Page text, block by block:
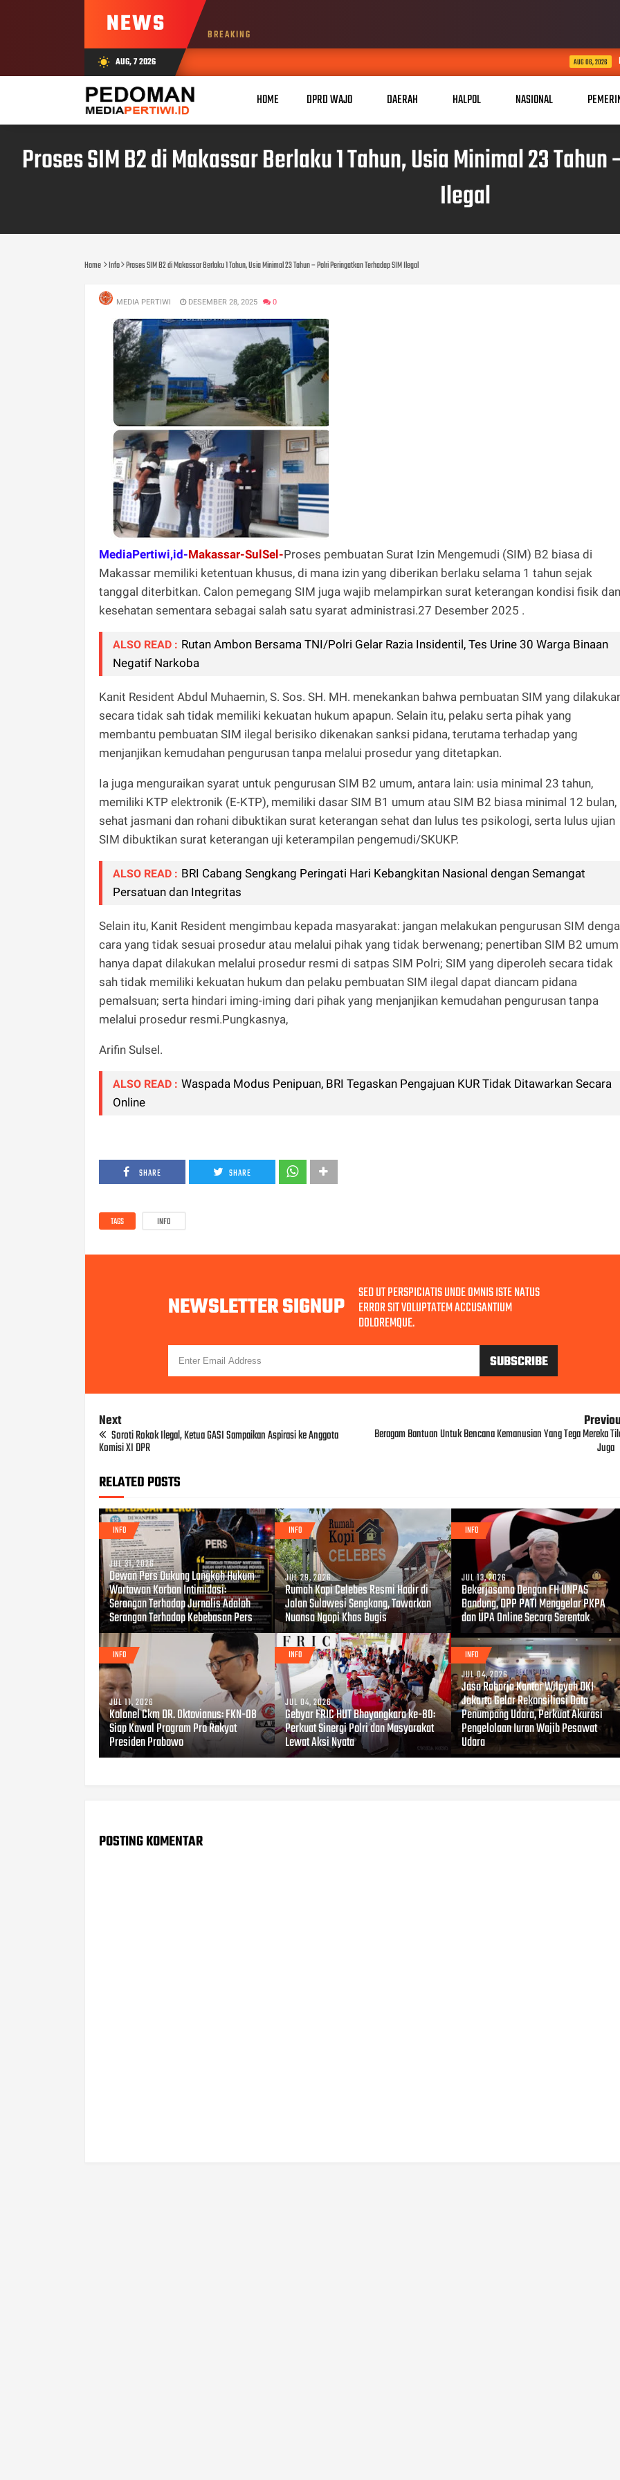
NEWS BREAKING
wb_sunny AUG, 7 2026 Perkuat Sinergi,
HOME DPRD WAJO DAERAH HALPOL NASIONAL
Proses SIM B2 di Makassar Berlaku 1 Tahun, Usia Minimal 23
Ilegal
Home Info Proses SIM B2 di Makassar Berlaku 1 Tahun, Usia Minimal 23 Tahun – Polri Peringatkan Terhadap SIM Ilegal
MEDIA PERTIWI DESEMBER 28, 2025 0
MediaPertiwi,id-Makassar-SulSel-Proses pembuatan Surat Izin Mengemudi (SIM) B2 biasa di
Makassar memiliki ketentuan khusus, di mana izin yang diberikan berlaku selama 1 tahun sejak
tanggal diterbitkan. Calon pemegang SIM juga wajib melampirkan surat keterangan kondisi fisik dan
kesehatan sementara sebagai salah satu syarat administrasi.27 Desember 2025 .
ALSO READ : Rutan Ambon Bersama TNI/Polri Gelar Razia Insidentil, Tes Urine 30 Warga Binaan
Negatif Narkoba
Kanit Resident Abdul Muhaemin, S. Sos. SH. MH. menekankan bahwa pembuatan SIM yang
secara tidak sah tidak memiliki kekuatan hukum apapun. Selain itu, pelaku serta pihak yang
membantu pembuatan SIM ilegal berisiko dikenakan sanksi pidana, terutama terhadap yang
menjanjikan kemudahan pengurusan tanpa melalui prosedur yang ditetapkan.
Ia juga menguraikan syarat untuk pengurusan SIM B2 umum, antara lain: usia minimal 23 tahun,
memiliki KTP elektronik (E-KTP), memiliki dasar SIM B1 umum atau SIM B2 biasa minimal 12 bulan,
sehat jasmani dan rohani dibuktikan surat keterangan sehat dan lulus tes psikologi, serta lulus ujian
SIM dibuktikan surat keterangan uji keterampilan pengemudi/SKUKP.
ALSO READ : BRI Cabang Sengkang Peringati Hari Kebangkitan Nasional dengan Semangat
Persatuan dan Integritas
Selain itu, Kanit Resident mengimbau kepada masyarakat: jangan melakukan pengurusan SIM
cara yang tidak sesuai prosedur atau melalui pihak yang tidak berwenang; penertiban SIM B2 umum
hanya dapat dilakukan melalui prosedur resmi di satpas SIM Polri; SIM yang diperoleh secara tidak
sah tidak memiliki kekuatan hukum dan pelaku pembuatan SIM ilegal dapat diancam pidana
pemalsuan; serta hindari iming-iming dari pihak yang menjanjikan kemudahan pengurusan tanpa
melalui prosedur resmi.Pungkasnya,
Arifin Sulsel.
ALSO READ : Waspada Modus Penipuan, BRI Tegaskan Pengajuan KUR Tidak Ditawarkan Secara
Online
SHARE SHARE
TAGS INFO
NEWSLETTER SIGNUP SED UT PERSPICIATIS UNDE OMNIS ISTE NATUS
ERROR SIT VOLUPTATEM ACCUSANTIUM
DOLOREMQUE.
Next
Soroti Rokok Ilegal, Ketua GASI Sampaikan Aspirasi ke Anggota
Komisi XI DPR
Beragam Bantuan Untuk Bencana Kemanusian Yang Tega Mereka
Juga
RELATED POSTS
INFO
JUL 31, 2026
Dewan Pers Dukung Langkah Hukum
Wartawan Korban Intimidasi:
Serangan Terhadap Jurnalis Adalah
Serangan Terhadap Kebebasan Pers
INFO
JUL 29, 2026
Rumah Kopi Celebes Resmi Hadir di
Jalan Sulawesi Sengkang, Tawarkan
Nuansa Ngopi Khas Bugis
INFO
JUL 13, 2026
Bekerjasama Dengan FH UNPAS
Bandung, DPP PATI Menggelar PKPA
dan UPA Online Secara Serentak
INFO
JUL 11, 2026
Kolonel Ckm DR. Oktovianus: FKN-08
Siap Kawal Program Pro Rakyat
Presiden Prabowo
INFO
JUL 04, 2026
Gebyar FRIC HUT Bhayangkara ke-80:
Perkuat Sinergi Polri dan Masyarakat
Lewat Aksi Nyata
INFO
JUL 04, 2026
Jasa Raharja Kantor Wilayah DKI
Jakarta Gelar Rekonsiliasi Data
Penumpang Udara, Perkuat Akurasi
Pengelolaan Iuran Wajib Pesawat
Udara
POSTING KOMENTAR